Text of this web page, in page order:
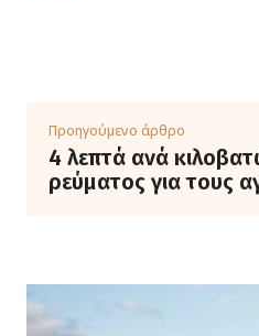
Προηγούμενο άρθρο
4 λεπτά ανά
ρεύματος για τους